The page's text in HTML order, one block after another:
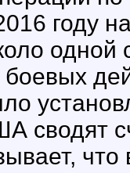
году
боевых
сводят